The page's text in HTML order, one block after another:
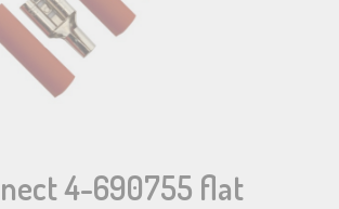
4-690755 flat